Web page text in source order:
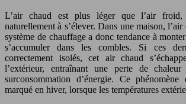
L’air chaud est plus léger que l’air
naturellement à s’élever. Dans une maison,
système de chauffage a donc tendance à
s’accumuler dans les combles. Si ces
correctement isolés, cet air chaud
l’extérieur, entraînant une perte de
surconsommation d’énergie. Ce phénomène
marqué en hiver, lorsque les températures